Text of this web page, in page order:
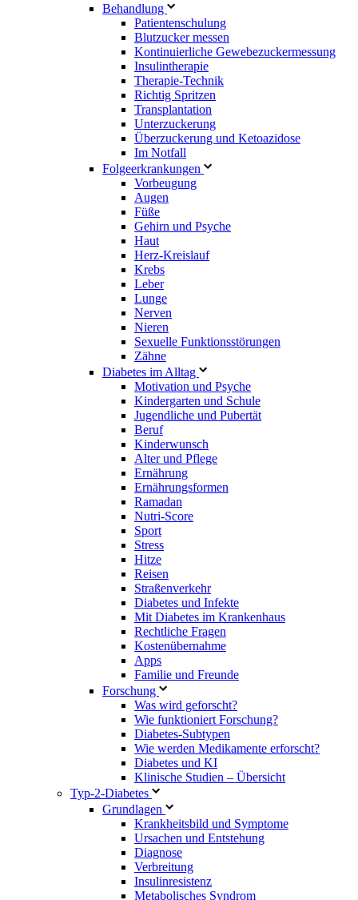
Behandlung
Patientenschulung
Blutzucker messen
Kontinuierliche Gewebezuckermessung
Insulintherapie
Therapie-Technik
Richtig Spritzen
Transplantation
Unterzuckerung
Überzuckerung und Ketoazidose
Im Notfall
Folgeerkrankungen
Vorbeugung
Augen
Füße
Gehirn und Psyche
Haut
Herz-Kreislauf
Krebs
Leber
Lunge
Nerven
Nieren
Sexuelle Funktionsstörungen
Zähne
Diabetes im Alltag
Motivation und Psyche
Kindergarten und Schule
Jugendliche und Pubertät
Beruf
Kinderwunsch
Alter und Pflege
Ernährung
Ernährungsformen
Ramadan
Nutri-Score
Sport
Stress
Hitze
Reisen
Straßenverkehr
Diabetes und Infekte
Mit Diabetes im Krankenhaus
Rechtliche Fragen
Kostenübernahme
Apps
Familie und Freunde
Forschung
Was wird geforscht?
Wie funktioniert Forschung?
Diabetes-Subtypen
Wie werden Medikamente erforscht?
Diabetes und KI
Klinische Studien – Übersicht
Typ-2-Diabetes
Grundlagen
Krankheitsbild und Symptome
Ursachen und Entstehung
Diagnose
Verbreitung
Insulinresistenz
Metabolisches Syndrom